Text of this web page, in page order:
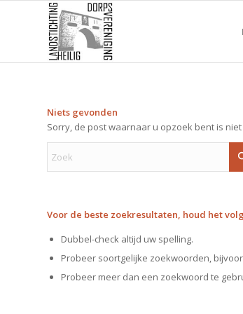
Niets gevonden
Sorry, de post waarnaar u opzoek bent is
Voor de beste zoekresultaten, houd het
Dubbel-check altijd uw spelling.
Probeer soortgelijke zoekwoorden,
Probeer meer dan een zoekwoord te